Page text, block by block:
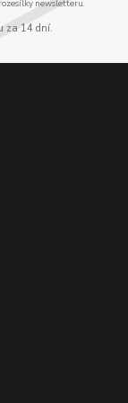
newsletteru.
za 14 dní.